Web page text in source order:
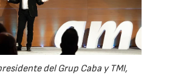
del Grup Caba y TMI,